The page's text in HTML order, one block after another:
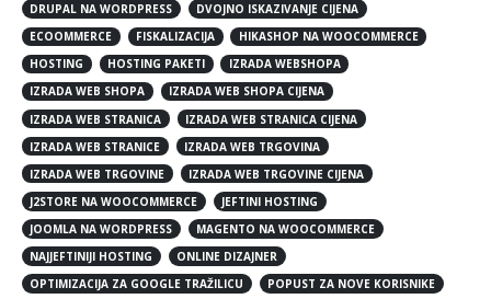
DRUPAL NA WORDPRESS
DVOJNO ISKAZIVANJE CIJENA
ECOOMMERCE
FISKALIZACIJA
HIKASHOP NA WOOCOMMERCE
HOSTING
HOSTING PAKETI
IZRADA WEBSHOPA
IZRADA WEB SHOPA
IZRADA WEB SHOPA CIJENA
IZRADA WEB STRANICA
IZRADA WEB STRANICA CIJENA
IZRADA WEB STRANICE
IZRADA WEB TRGOVINA
IZRADA WEB TRGOVINE
IZRADA WEB TRGOVINE CIJENA
J2STORE NA WOOCOMMERCE
JEFTINI HOSTING
JOOMLA NA WORDPRESS
MAGENTO NA WOOCOMMERCE
NAJJEFTINIJI HOSTING
ONLINE DIZAJNER
OPTIMIZACIJA ZA GOOGLE TRAŽILICU
POPUST ZA NOVE KORISNIKE